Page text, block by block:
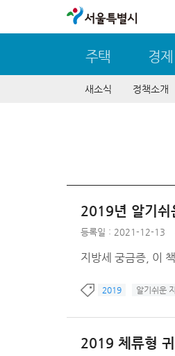
서울특별시
주택 경제
새소식 정책소개
2019년 알기쉬
등록일 : 2021-12-13
지방세 궁금증, 이
2019 알기쉬운
2019 체류형